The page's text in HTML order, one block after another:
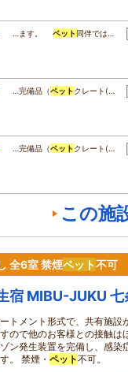
…ます。ペット 同伴では…
…完備品（ペット クレート(…
…完備品（ペット クレート(…
この施
全6室 禁煙ペット不可
宿 MIBU-JUKU 七
トメント形式で、共有施設
ので他のお客様との接触は
ン発生装置を完備し、感染
。 禁煙・ ペット不可。